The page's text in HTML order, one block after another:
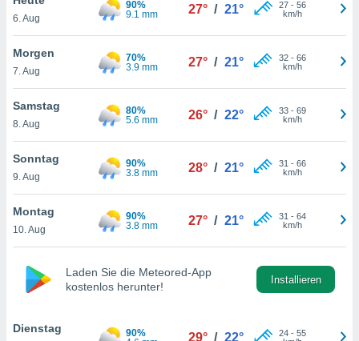
oder
Partner
es uns
das
der
Profil zu
Ihnen
finden
. Sie
jederzeit
Sie
6. Aug
90%
9.1 mm
27° / 21° 27- 56
km/h
Morgen
7. Aug
70%
3.9 mm
27° / 21° 32- 66
km/h
Samstag
8. Aug
80%
5.6 mm
26° / 22° 33- 69
km/h
Sonntag
9. Aug
90%
3.8 mm
28° / 21° 31 - 66
km/h
Montag
10. Aug
90%
3.8 mm
27° / 21° 31 - 64
km/h
Laden Sie die Meteored-App
kostenlos herunter!
Installieren
Dienstag
90%
29° / 22° 24- 55